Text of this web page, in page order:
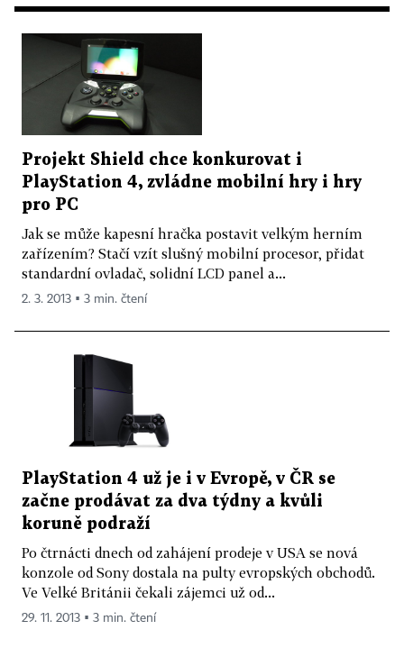
Projekt Shield chce konkurovat i
PlayStation 4, zvládne mobilní hry i hry
pro PC
Jak se může kapesní hračka postavit velkým herním
zařízením? Stačí vzít slušný mobilní procesor, přidat
standardní ovladač, solidní LCD panel a...
2. 3. 2013 ▪ 3 min. čtení
PlayStation 4 už je i v Evropě, v ČR se
začne prodávat za dva týdny a kvůli
koruně podraží
Po čtrnácti dnech od zahájení prodeje v USA se nová
konzole od Sony dostala na pulty evropských obchodů.
Ve Velké Británii čekali zájemci už od...
29. 11. 2013 ▪ 3 min. čtení